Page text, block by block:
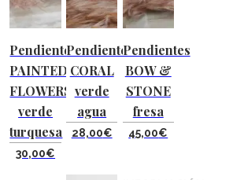
Pendientes
PAINTED
FLOWERS
verde
turquesa
30,00€
Pendientes
CORAL
verde
agua
28,00€
Pendientes
BOW &
STONE
fresa
45,00€